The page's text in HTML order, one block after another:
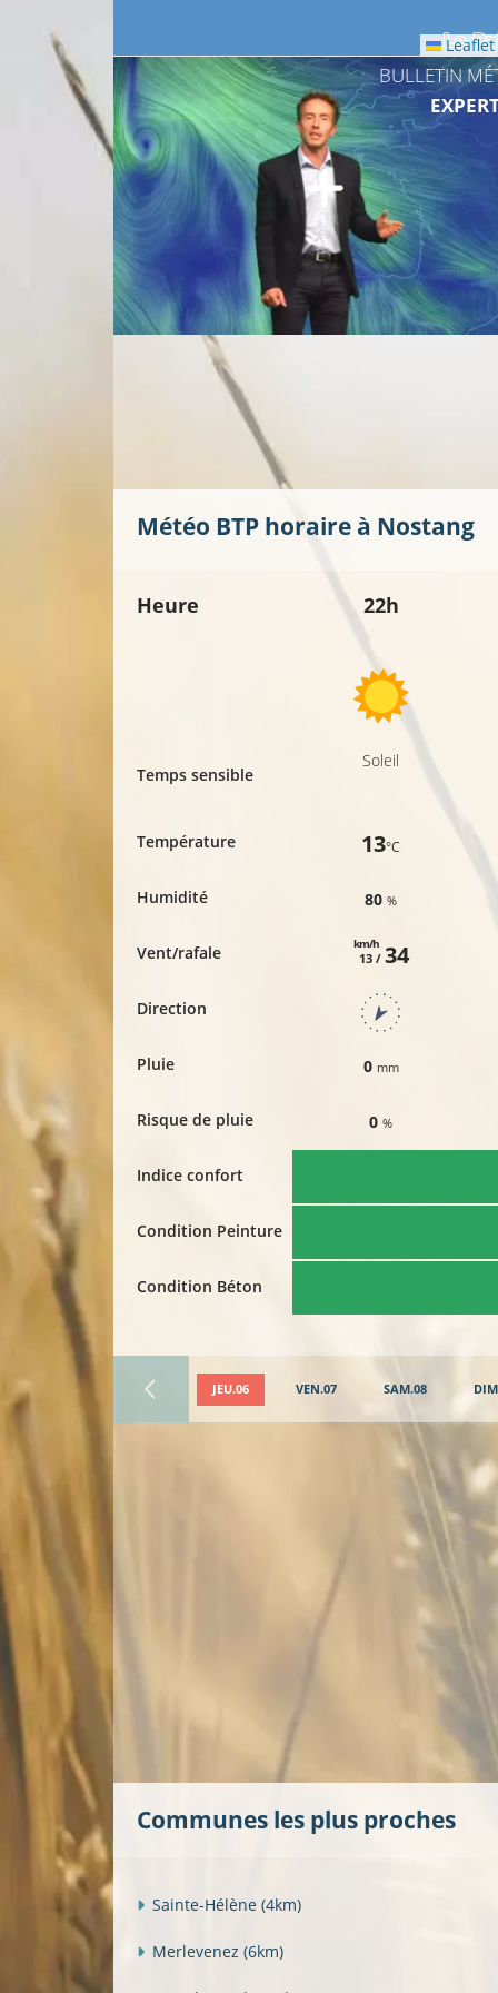
Leaflet
BULLETIN
Météo BTP horaire à Nostang
Heure
Temps sensible
Température
Humidité
Vent/rafale
Direction
Pluie
Risque de pluie
Indice confort
Condition Peinture
Condition Béton
22h
Soleil
13°C
80%
13 /
km/h 34
0 mm
0%
JEU.06 VEN.07 SAM.08
Communes les plus proches
Sainte-Hélène (4km)
Merlevenez (6km)